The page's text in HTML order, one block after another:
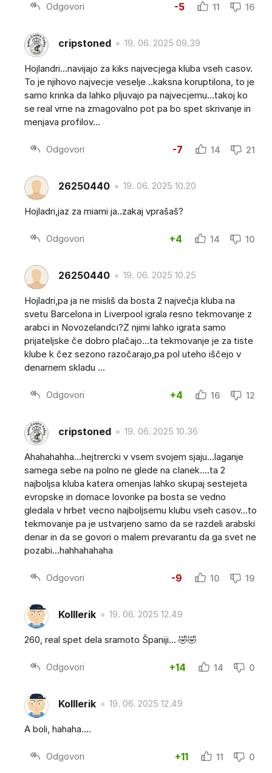
Odgovori -5 11 16
cripstoned 19. 06. 2025 09.39
Hojlandri...navijajo za kiks najvecjega kluba vseh casov.
To je njihovo najvecje veselje ..kaksna koruptilona, to je
samo krinka da lahko pljuvajo pa najvecjemu...takoj ko
se real vrne na zmagovalno pot pa bo spet skrivanje in
menjava profilov...
Odgovori -7 14 21
26250440 19. 06. 2025 10.20
Hojladri,jaz za miami ja..zakaj vprašaš?
Odgovori +4 14 10
26250440 19. 06. 2025 10.25
Hojladri,pa ja ne misliš da bosta 2 največja kluba na
svetu Barcelona in Liverpool igrala resno tekmovanje z
arabci in Novozelandci?Z njimi lahko igrata samo
prijateljske če dobro plačajo...ta tekmovanje je za tiste
klube k čez sezono razočarajo,pa pol uteho iščejo v
denarnem skladu ...
Odgovori +4 16 12
cripstoned 19. 06. 2025 10.36
Ahahahahha...hejtrercki v vsem svojem sjaju...laganje
samega sebe na polno ne glede na clanek....ta 2
najboljsa kluba katera omenjas lahko skupaj sestejeta
evropske in domace lovorike pa bosta se vedno
gledala v hrbet vecno najboljsemu klubu vseh casov...to
tekmovanje pa je ustvarjeno samo da se razdeli arabski
denar in da se govori o malem prevarantu da ga svet ne
pozabi...hahhahahaha
Odgovori -9 10 19
Kolllerik 19. 06. 2025 12.49
260, real spet dela sramoto Španiji... 🤣🤣
Odgovori +14 14 0
Kolllerik 19. 06. 2025 12.49
A boli, hahaha....
Odgovori +11 11 0